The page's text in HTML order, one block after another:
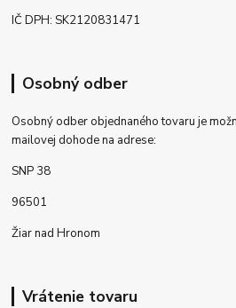
IČ DPH: SK2120831471
Osobný odber
Osobný odber objednaného tovaru je
mailovej dohode na adrese:
SNP 38
96501
Žiar nad Hronom
Vrátenie tovaru